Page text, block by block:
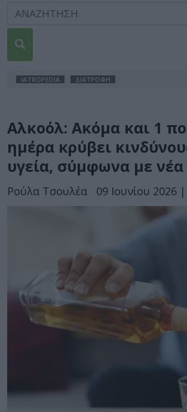
IATROPEDIA ΔΙΑΤΡΟΦΗ
Αλκοόλ: Ακόμα και 1
ημέρα κρύβει
υγεία, σύμφωνα με νέα
Ρούλα Τσουλέα 09 Ιουνίου 2026